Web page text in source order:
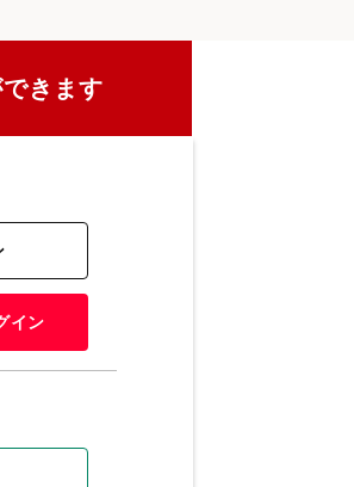
きます
イン